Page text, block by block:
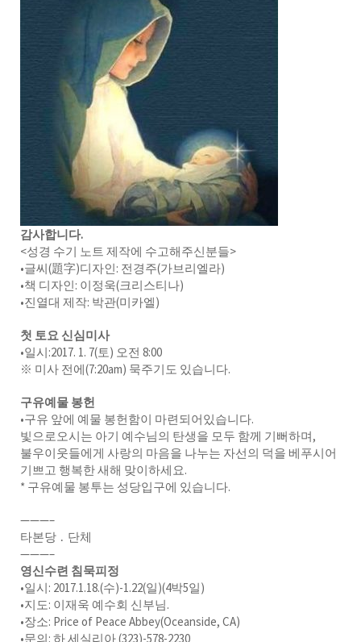
감사합니다.
<성경 수기 노트 제작에 수고해주신분들>
•글씨(題字)디자인: 전경주(가브리엘라)
•책 디자인: 이정욱(크리스티나)
•진열대 제작: 박관(미카엘)
첫 토요 신심미사
•일시:2017. 1. 7(토) 오전 8:00
※ 미사 전에(7:20am) 묵주기도 있습니다.
구유예물 봉헌
•구유 앞에 예물 봉헌함이 마련되어있습니다.
빛으로오시는 아기 예수님의 탄생을 모두 함께 기뻐하며,
불우이웃들에게 사랑의 마음을 나누는 자선의 덕을 베푸시어
기쁘고 행복한 새해 맞이하세요.
* 구유예물 봉투는 성당입구에 있습니다.
———–
타본당 ․ 단체
———–
영신수련 침묵피정
•일시: 2017.1.18.(수)-1.22(일)(4박5일)
•지도: 이재욱 예수회 신부님.
•장소: Price of Peace Abbey(Oceanside, CA)
•문의: 하 세실리아 (323)-578-2230